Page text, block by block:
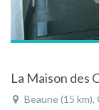
Beaune (15 km),